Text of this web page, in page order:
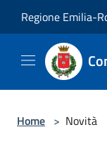
Regione Emilia-
Home > Novità